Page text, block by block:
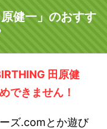
健一」のおすす
田原健
できません！
ズ.comとか遊び